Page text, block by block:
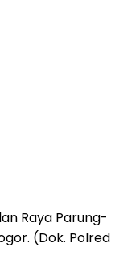
Raya Parung-
(Dok. Polred